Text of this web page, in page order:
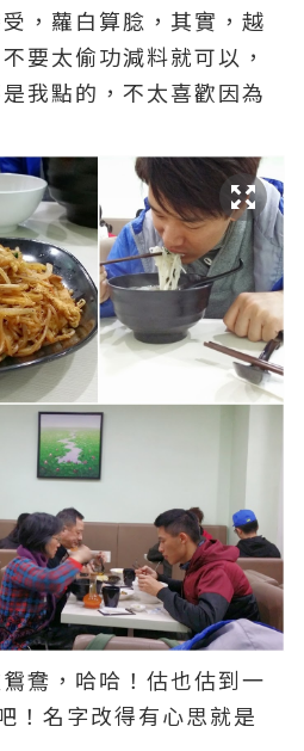
，蘿白算腍，其實，越
要太偷功減料就可以，
我點的，不太喜歡因為
鴦，哈哈！估也估到一
！名字改得有心思就是